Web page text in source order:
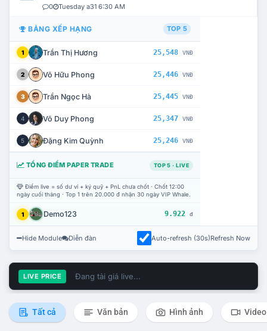
0 Tuesday a31 6:30 AM
BẢNG XẾP HẠNG TOP 5
1 Trần Thị Hương 25,548 VNĐ
2 Võ Hữu Phong 25,446 VNĐ
3 Trần Ngọc Hà 25,445 VNĐ
4 Võ Duy Phong 25,347 VNĐ
5 Đặng Kim Quỳnh 25,246 VNĐ
TỔNG ĐIỂM PAPER TRADE TOP 5 · LIVE
Điểm live = số dư ví + ký quỹ + PnL chưa chốt · Chốt 12:00
ngày cuối tháng · Top 1 trên 20.000 đ nhận 30 ngày VIP Whale.
1 Demo123 9.922 đ
Hide Module Diễn đàn Auto-refresh (30s)Refresh Now
LIVE PRICE Đang tải giá live...
Tất cả Văn bản Hình ảnh Video